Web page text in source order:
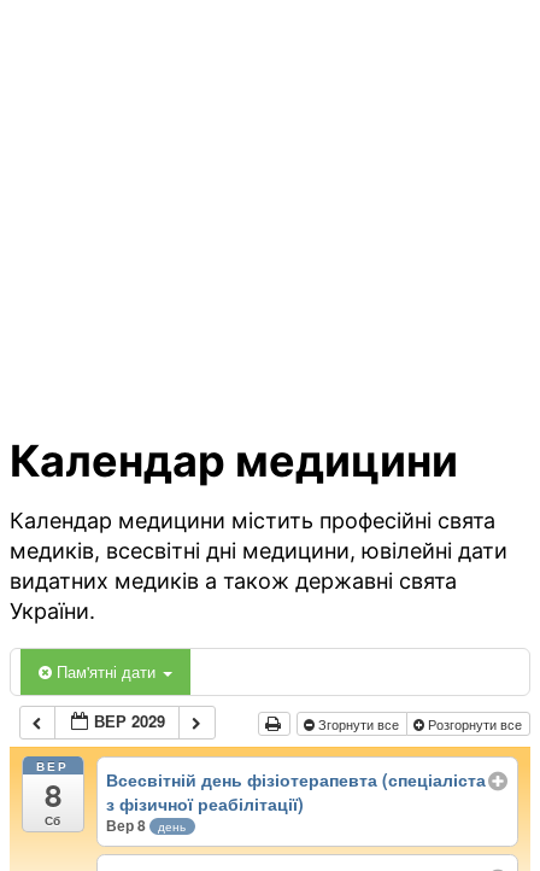
Календар медицини
Календар медицини містить професійні свята
медиків, всесвітні дні медицини, ювілейні дати
видатних медиків а також державні свята
України.
Пам'ятні дати
ВЕР 2029 Згорнути все Розгорнути все
ВЕР
8
Сб
Всесвітній день фізіотерапевта (спеціаліста
з фізичної реабілітації)
Вер 8 день